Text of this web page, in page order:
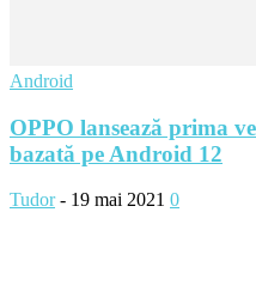
Android
OPPO lansează prima
bazată pe Android 12
Tudor - 19 mai 2021 0